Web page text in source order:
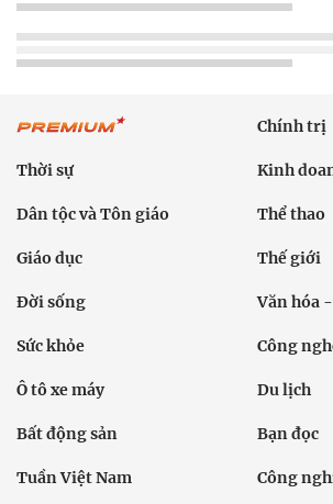
Chính trị
Thời sự Kinh
Dân tộc và Tôn giáo Thể thao
Giáo dục Thế giới
Đời sống Văn hóa
Sức khỏe Công
Ô tô xe máy Du lịch
Bất động sản Bạn đọc
Tuần Việt Nam Công